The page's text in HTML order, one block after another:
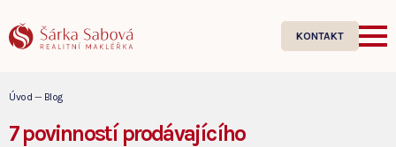
KONTAKT
Úvod — Blog
7 povinností prodávajícího